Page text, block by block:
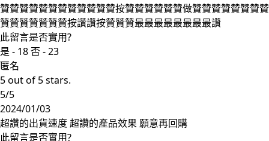
贊贊贊贊贊贊贊贊贊贊贊贊按贊贊贊贊贊贊做贊贊贊贊贊贊贊贊
贊贊贊贊贊贊贊按讚讚按贊贊贊最最最最最最最最讚
此留言是否實用?
是 - 18否 -23
匿名
5 out of 5 stars.
5/5
2024/01/03
超讚的出貨速度 超讚的產品效果 願意再回購
此留言是否實用?